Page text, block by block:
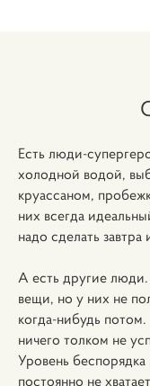
Есть люди-
холодной водой,
круассаном,
них всегда
надо сделать
А есть другие
вещи, но у них не
когда-нибудь
ничего толком не
Уровень беспорядка
постоянно не